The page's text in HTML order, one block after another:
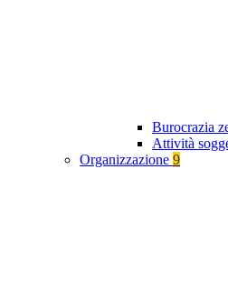
Burocrazia
Attività
Organizzazione 9